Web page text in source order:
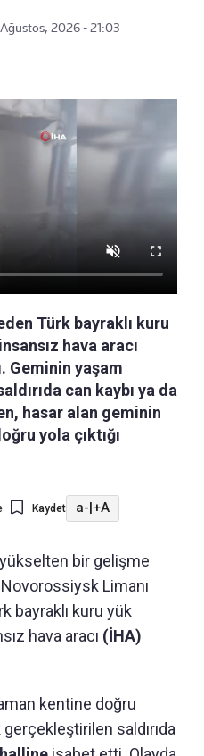
2026 - 21:03
Türk bayraklı kuru
hava aracı
Geminin yaşam
can kaybı ya da
hasar alan geminin
yola çıktığı
Kaydet a- +A
bir gelişme
Novorossiysk Limanı
bayraklı kuru yük
hava aracı (İHA)
kentine doğru
saldırıda